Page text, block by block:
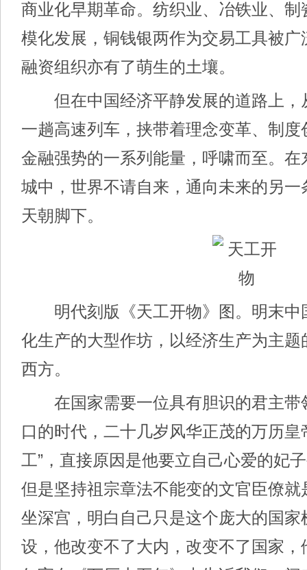
商业化早期革命。纺织业、冶铁业、制
模化发展，铜钱银两作为交易工具被广
融资组织亦有了萌生的土壤。
但在中国经济平静发展的道路上，
一趟高速列车，挟带着理念变革、制
金融强势的一系列能量，呼啸而至。在
城中，世界不请自来，通向未来的另一
天朝脚下。
明代刻版《天工开物》图。明末
化生产的大型作坊，以经济生产为主题
西方。
在国家需要一位具有胆识的君主带
口的时代，二十几岁风华正茂的万历皇
工”，直接原因是他要立自己心爱的妃
但是坚持祖宗章法不能变的文官臣僚就
坐深宫，明白自己只是这个庞大的国家
设，他改变不了大内，改变不了国家，